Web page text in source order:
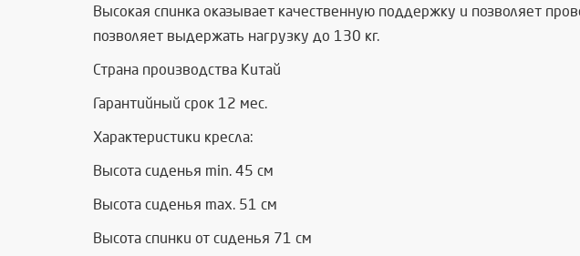
Высокая спинка оказывает качественную поддержку и позволяет
позволяет выдержать нагрузку до 130 кг.
Страна производства Китай
Гарантийный срок 12 мес.
Характеристики кресла:
Высота сиденья min. 45 см
Высота сиденья max. 51 см
Высота спинки от сиденья 71 см